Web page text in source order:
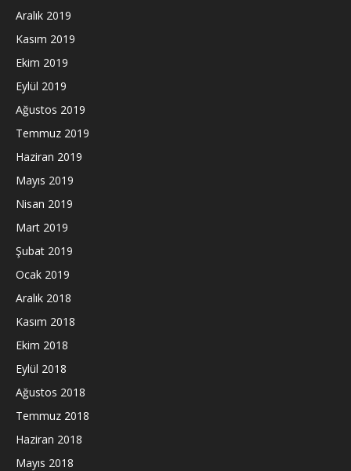
Aralık 2019
Kasım 2019
Ekim 2019
Eylül 2019
Ağustos 2019
Temmuz 2019
Haziran 2019
Mayıs 2019
Nisan 2019
Mart 2019
Şubat 2019
Ocak 2019
Aralık 2018
Kasım 2018
Ekim 2018
Eylül 2018
Ağustos 2018
Temmuz 2018
Haziran 2018
Mayıs 2018